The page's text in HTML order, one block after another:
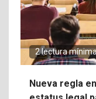
2 lectura
Nueva regla